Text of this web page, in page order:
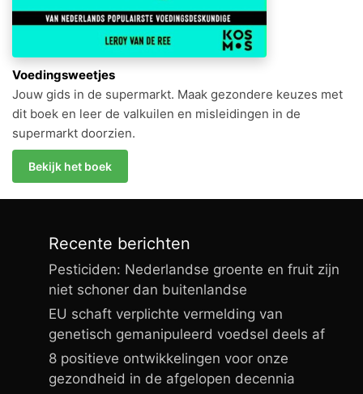
Voedingsweetjes
Jouw gids in de supermarkt. Maak gezondere keuzes met
dit boek en leer de valkuilen en misleidingen in de
supermarkt doorzien.
Bekijk het boek
Recente berichten
Pesticiden: Nederlandse groente en fruit zijn
niet schoner dan buitenlandse
EU schaft verplichte vermelding van
genetisch gemanipuleerd voedsel deels af
8 positieve ontwikkelingen voor onze
gezondheid in de afgelopen decennia